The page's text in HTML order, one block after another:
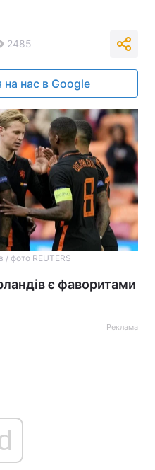
2485
на нас в Google
/ фото REUTERS
є фаворитами
Реклама